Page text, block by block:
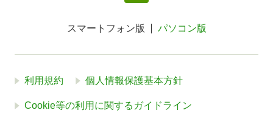
スマートフォン版 パソコン版
利用規約 個人情報保護基本方針
Cookie等の利用に関するガイドライン